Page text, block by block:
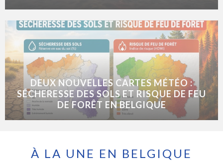
DEUX NOUVELLES CARTES MÉTÉO :
SÉCHERESSE DES SOLS ET RISQUE DE FEU
DE FORÊT EN BELGIQUE
À LA UNE EN BELGIQUE